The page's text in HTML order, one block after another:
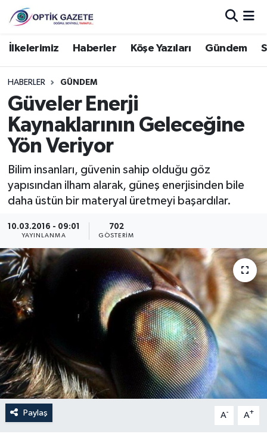
İlkelerimiz Haberler Köşe Yazıları Gündem
HABERLER GÜNDEM
Güveler Enerji
Kaynaklarının Geleceğine
Yön Veriyor
Bilim insanları, güvenin sahip olduğu göz
yapısından ilham alarak, güneş enerjisinden bile
daha üstün bir materyal üretmeyi başardılar.
10.03.2016 - 09:01
YAYINLANMA
702
GÖSTERIM
Paylaş A- A+
Nöbetçi Eczaneler
Hava Durumu
İstanbul Namaz Vakitleri
Trafik Durumu
Süper Lig Puan Durumu ve Fikstür
Tüm Manşetler
Son Dakika Haberleri
Haber Arşivi